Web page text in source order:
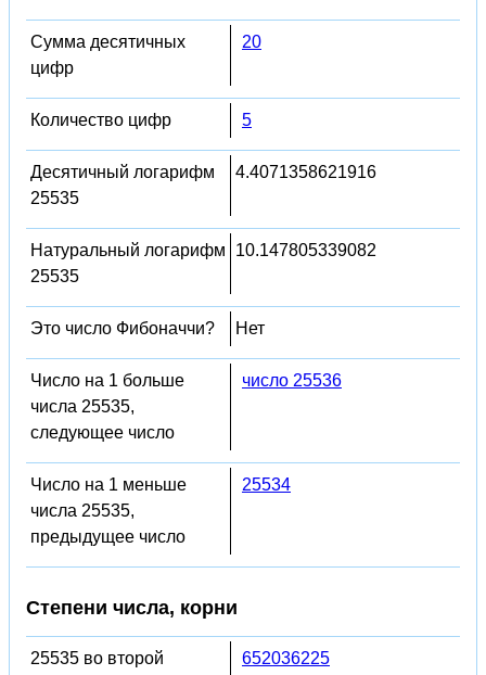
Сумма десятичных
цифр
20
Количество цифр 5
Десятичный логарифм
25535
4.4071358621916
Натуральный логарифм
25535
10.147805339082
Это число Фибоначчи? Нет
Число на 1 больше
числа 25535,
следующее число
число 25536
Число на 1 меньше
числа 25535,
предыдущее число
25534
Степени числа, корни
25535 во второй
652036225